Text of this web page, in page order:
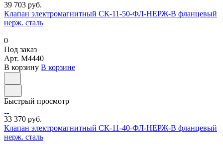
39 703 руб.
Клапан электромагнитный СК-11-50-ФЛ-НЕРЖ-В фланцевый
нерж. сталь
0
Под заказ
Арт. M4440
В корзину В корзине
Быстрый просмотр
33 370 руб.
Клапан электромагнитный СК-11-40-ФЛ-НЕРЖ-В фланцевый
нерж. сталь